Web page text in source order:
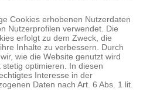
Cookies erhobenen Nutzerdaten
Nutzerprofilen verwendet. Die
erfolgt zu dem Zweck, die
Inhalte zu verbessern. Durch
wie die Website genutzt wird
optimieren. In diesen
Interesse in der
Daten nach Art. 6 Abs. 1 lit.